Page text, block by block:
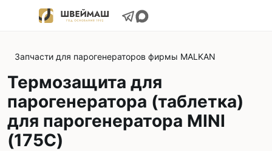
Запчасти для парогенераторов фирмы MALKAN
Термозащита для
парогенератора (таблетка)
для парогенератора MINI
(175С)